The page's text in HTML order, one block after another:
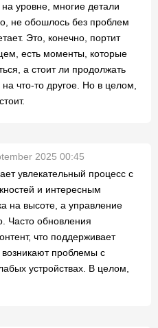
уровне, многие детали
не обошлось без проблем
Это, конечно, портит
есть моменты, которые
а стоит ли продолжать
что-то другое. Но в целом,
2025 00:45
увлекательный процесс с
и интересным
на высоте, а управление
Часто обновления
что поддерживает
проблемы с
устройствах. В целом,